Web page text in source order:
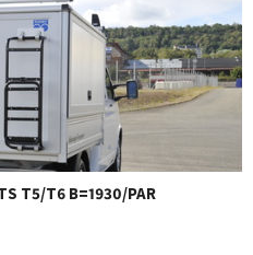
T5/T6 B=1930/PAR